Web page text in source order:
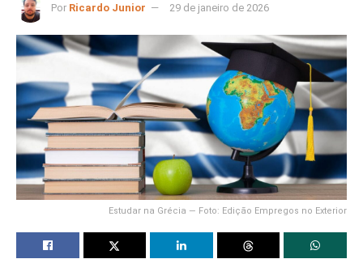
Por Ricardo Junior 29 de janeiro de 2026
Estudar na Grécia — Foto: Edição Empregos no Exterior